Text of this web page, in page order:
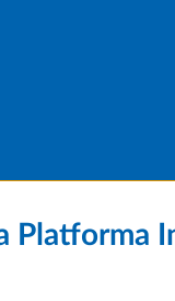
Platforma